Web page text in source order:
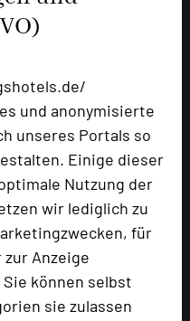
und anonymisierte
unseres Portals so
Einige dieser
Nutzung der
wir lediglich zu
für
Anzeige
können selbst
sie zulassen